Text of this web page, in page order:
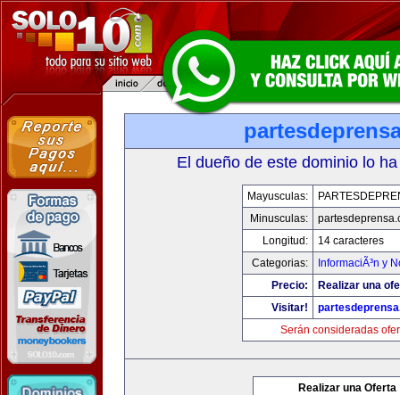
El dueño de este dominio lo
Mayusculas:
Minusculas:
Longitud:
14 caracteres
Categorias:
InformaciÃ³n y
Precio:
Realizar una
Visitar!
Serán consideradas
Realizar una Oferta